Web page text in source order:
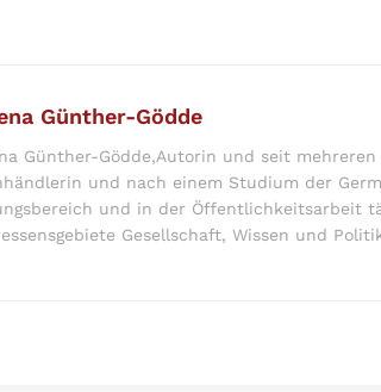
Günther-Gödde
Günther-Gödde,Autorin und seit
und nach einem Studium der
und in der Öffentlichkeitsarbeit
Gesellschaft, Wissen und